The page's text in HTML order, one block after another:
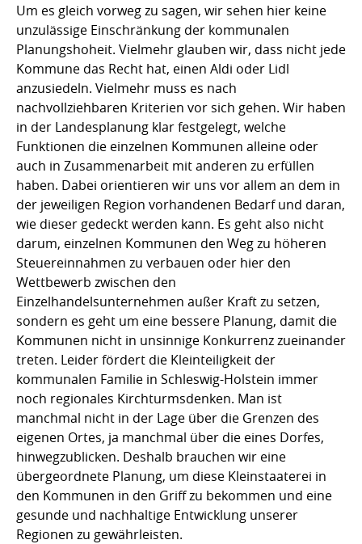
Um es gleich vorweg zu sagen, wir sehen hier keine
unzulässige Einschränkung der kommunalen
Planungshoheit. Vielmehr glauben wir, dass nicht jede
Kommune das Recht hat, einen Aldi oder Lidl
anzusiedeln. Vielmehr muss es nach
nachvollziehbaren Kriterien vor sich gehen. Wir haben
in der Landesplanung klar festgelegt, welche
Funktionen die einzelnen Kommunen alleine oder
auch in Zusammenarbeit mit anderen zu erfüllen
haben. Dabei orientieren wir uns vor allem an dem in
der jeweiligen Region vorhandenen Bedarf und daran,
wie dieser gedeckt werden kann. Es geht also nicht
darum, einzelnen Kommunen den Weg zu höheren
Steuereinnahmen zu verbauen oder hier den
Wettbewerb zwischen den
Einzelhandelsunternehmen außer Kraft zu setzen,
sondern es geht um eine bessere Planung, damit die
Kommunen nicht in unsinnige Konkurrenz zueinander
treten. Leider fördert die Kleinteiligkeit der
kommunalen Familie in Schleswig-Holstein immer
noch regionales Kirchturmsdenken. Man ist
manchmal nicht in der Lage über die Grenzen des
eigenen Ortes, ja manchmal über die eines Dorfes,
hinwegzublicken. Deshalb brauchen wir eine
übergeordnete Planung, um diese Kleinstaaterei in
den Kommunen in den Griff zu bekommen und eine
gesunde und nachhaltige Entwicklung unserer
Regionen zu gewährleisten.